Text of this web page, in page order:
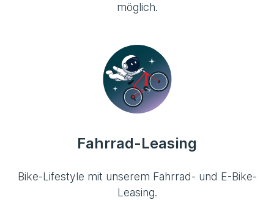
möglich.
Fahrrad-Leasing
Bike-Lifestyle mit unserem Fahrrad- und E-Bike-
Leasing.